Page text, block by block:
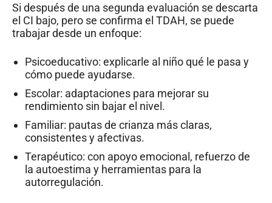
Si después de una segunda evaluación se descarta
el CI bajo, pero se confirma el TDAH, se puede
trabajar desde un enfoque:
Psicoeducativo: explicarle al niño qué le pasa y
cómo puede ayudarse.
Escolar: adaptaciones para mejorar su
rendimiento sin bajar el nivel.
Familiar: pautas de crianza más claras,
consistentes y afectivas.
Terapéutico: con apoyo emocional, refuerzo de
la autoestima y herramientas para la
autorregulación.